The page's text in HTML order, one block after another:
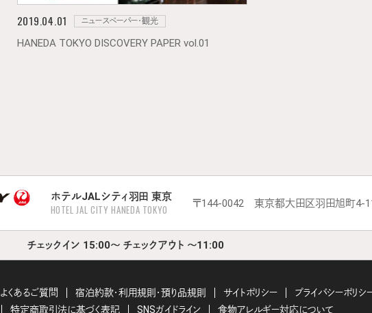
2019.04.01 ニュースペーパー・観光
HANEDA TOKYO DISCOVERY PAPER vol.01
ホテルJALシティ羽田 東京
HOTEL JAL CITY HANEDA TOKYO 〒144-0042 東京都大田区羽田旭町4-
チェックイン 15:00～ チェックアウト ～11:00
よくあるご質問 宿泊約款・利用規則・預り品規則 サイトポリシー
プライバシーポリシ
特定商取引法に基づく表記 SNSガイドライン 食物アレルギー対応について